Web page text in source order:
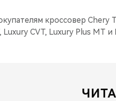
кроссовер
Luxury CVT, Luxury Plus MT и